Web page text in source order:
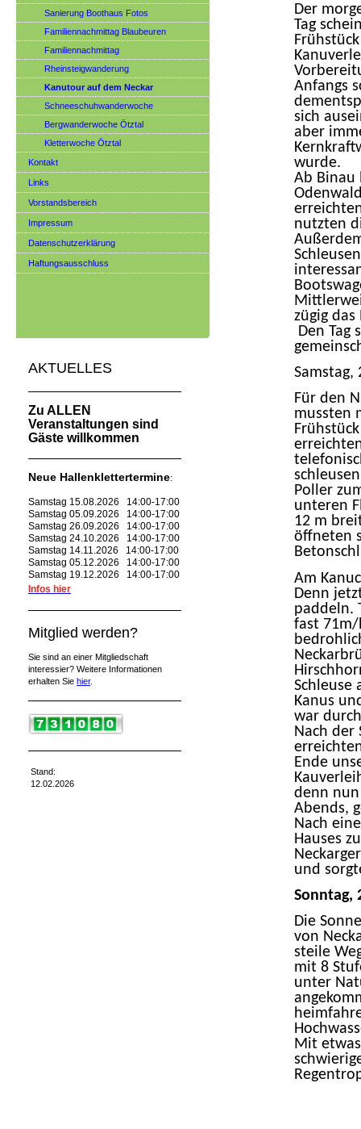
Der
Tag
Anfangs
sich
aber
wurde.
Ab Binau
nutzten
zügig
Den
Samstag,
Für den
mussten
Poller
unteren
12 m
öffneten
Am
Denn
paddeln.
fast
Schleuse
Kanus
war
Nach
Ende
denn nun
Abends,
Nach
Hauses
und
Sonntag,
Die
von
steile
mit 8
unter
Mit
Sanierung Boothaus Fotos
Familiennachmittag Blaubeuren
Familiennachmittag
Rheinsteigwanderung
Kanutour auf dem Neckar
Schneeschuhwanderwoche
Bergwanderwoche Ötztal
Kletterwoche Ötztal
Kontakt
Links
Vorstandsbereich
Impressum
Datenschutzerklärung
Haftungsausschluss
AKTUELLES
Zu ALLEN
Veranstaltungen sind
Gäste willkommen
Neue Hallenklettertermine:
Samstag 15.08.2026 14:00-17:00
Samstag 05.09.2026 14:00-17:00
Samstag 26.09.2026 14:00-17:00
Samstag 24.10.2026 14:00-17:00
Samstag 14.11.2026 14:00-17:00
Samstag 05.12.2026 14:00-17:00
Samstag 19.12.2026 14:00-17:00
Infos hier
Mitglied werden?
Sie sind an einer Mitgliedschaft
interessier? Weitere Informationen
erhalten Sie hier.
Stand:
12.02.2026